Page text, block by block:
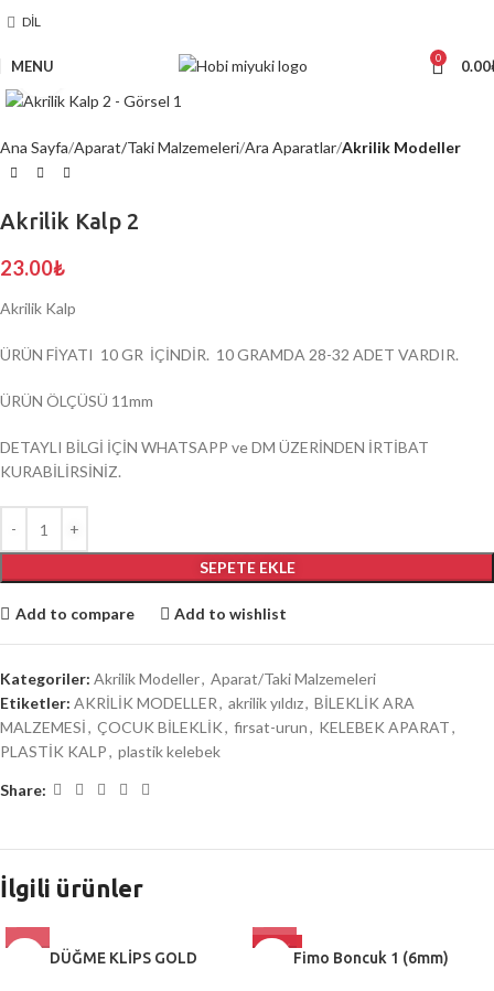
DIL
MENU 0 0.00
Ana Sayfa Aparat/Taki Malzemeleri Ara Aparatlar Akrilik Modeller
Akrilik Kalp 2
23.00₺
Akrilik Kalp
ÜRÜN FİYATI 10 GR İÇİNDİR. 10 GRAMDA 28-32 ADET VARDIR.
ÜRÜN ÖLÇÜSÜ 11mm
DETAYLI BİLGİ İÇİN WHATSAPP ve DM ÜZERİNDEN İRTİBAT
KURABİLİRSİNİZ.
SEPETE EKLE
Add to compare Add to wishlist
Kategoriler: Akrilik Modeller, Aparat/Taki Malzemeleri
Etiketler: AKRİLİK MODELLER, akrilik yıldız, BİLEKLİK ARA
MALZEMESİ, ÇOCUK BİLEKLİK, firsat-urun, KELEBEK APARAT,
PLASTİK KALP, plastik kelebek
Share:
İlgili ürünler
DÜĞME KLİPS GOLD
-27%
Fimo Boncuk 1 (6mm)